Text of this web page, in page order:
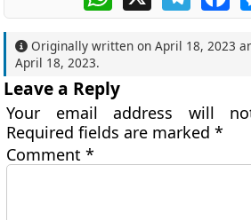
Originally written onApril 18, 2023
April 18, 2023.
Leave a Reply
Your email address will
Required fields are marked*
Comment*